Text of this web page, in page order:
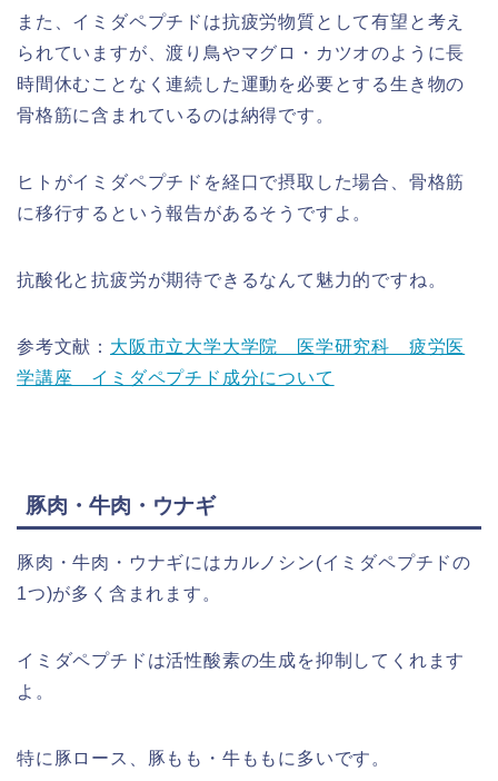
また、イミダペプチドは抗疲労物質として有望と考え
られていますが、渡り鳥やマグロ・カツオのように長
時間休むことなく連続した運動を必要とする生き物の
骨格筋に含まれているのは納得です。
ヒトがイミダペプチドを経口で摂取した場合、骨格筋
に移行するという報告があるそうですよ。
抗酸化と抗疲労が期待できるなんて魅力的ですね。
参考文献： 大阪市立大学大学院 医学研究科 疲労医
学講座 イミダペプチド成分について
豚肉・牛肉・ウナギ
豚肉・牛肉・ウナギにはカルノシン(イミダペプチドの
1つ)が多く含まれます。
イミダペプチドは活性酸素の生成を抑制してくれます
よ。
特に豚ロース、豚もも・牛ももに多いです。